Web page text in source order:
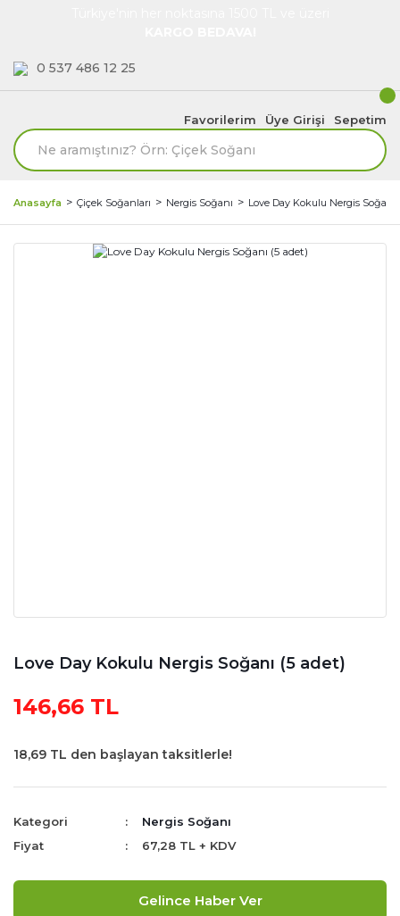
0 537 486 12 25
Favorilerim Üye Girişi Sepetim
Anasayfa Çiçek Soğanları Nergis Soğanı Love Day Kokulu Nergis Soğanı
Love Day Kokulu Nergis Soğanı (5 adet)
146,66 TL
18,69 TL den başlayan taksitlerle!
Kategori
Nergis Soğanı
Fiyat
67,28 TL + KDV
Gelince Haber Ver